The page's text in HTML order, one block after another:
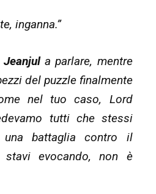
inganna.”
Jeanjula parlare, mentre
del puzzle finalmente
nel tuo caso, Lord
tutti che stessi
una battaglia contro il
evocando, non è